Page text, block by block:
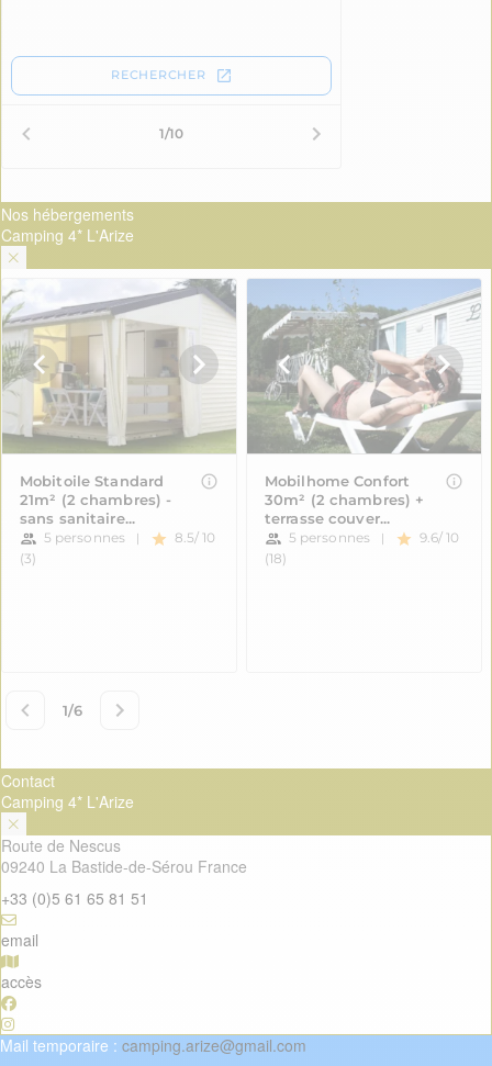
Nos hébergements
Camping 4* L'Arize
Contact
Camping 4* L'Arize
Route de Nescus
09240 La Bastide-de-Sérou France
+33 (0)5 61 65 81 51
email
accès
Mail temporaire : camping.arize@gmail.com